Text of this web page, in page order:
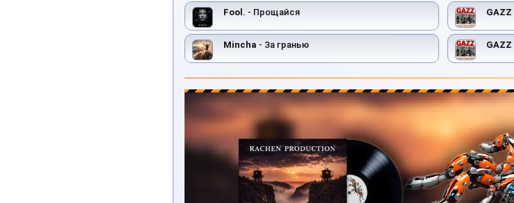
Fool. - Прощайся
Mincha - За гранью
GAZZ
GAZZ